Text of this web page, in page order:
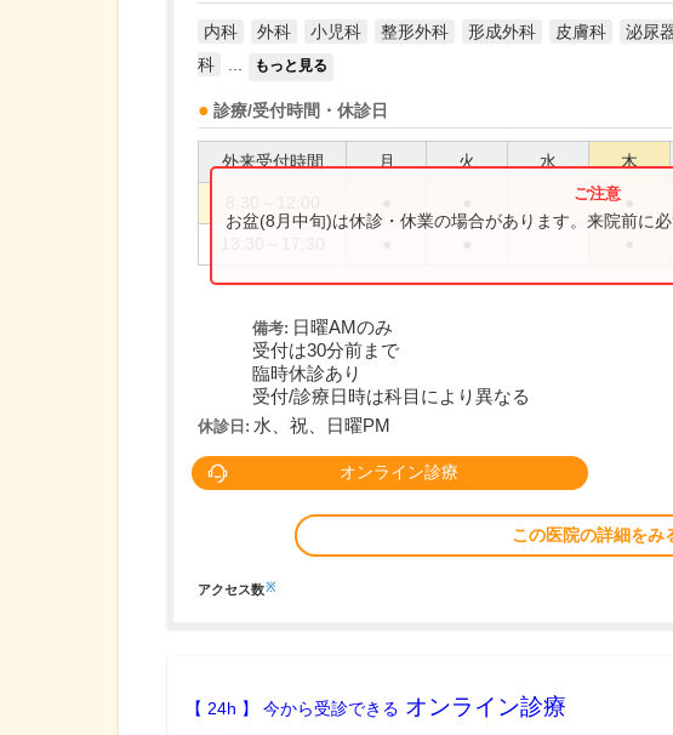
内科 外科 小児科 整形外科 形成外科 皮膚科 泌尿
科
もっと見る
診療/受付時間・休診日
外来受付時間 月 火 水 木
お盆(8月中旬)は休診・休業の場合があります。来院前に
備考: 日曜AMのみ
受付は30分前まで
臨時休診あり
受付/診療日時は科目により異なる
休診日: 水、祝、日曜PM
オンライン診療
この医院の詳細をみ
アクセス数※
【 24h 】 今から受診できる オンライン診療